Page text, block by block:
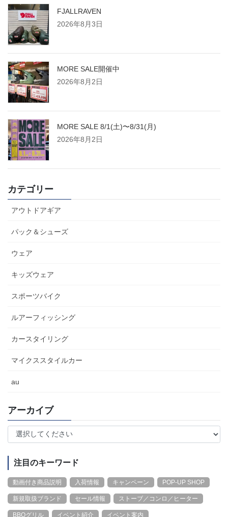
FJALLRAVEN
2026年8月3日
MORE SALE開催中
2026年8月2日
MORE SALE 8/1(土)〜8/31(月)
2026年8月2日
カテゴリー
アウトドアギア
パック＆シューズ
ウェア
キッズウェア
スポーツバイク
ルアーフィッシング
カースタイリング
マイクススタイルカー
au
アーカイブ
注目のキーワード
動画付き商品説明 入荷情報 キャンペーン POP-UP SHOP
新規取扱ブランド セール情報 ストーブ／コンロ／ヒーター
BBQグリル イベント紹介 イベント案内